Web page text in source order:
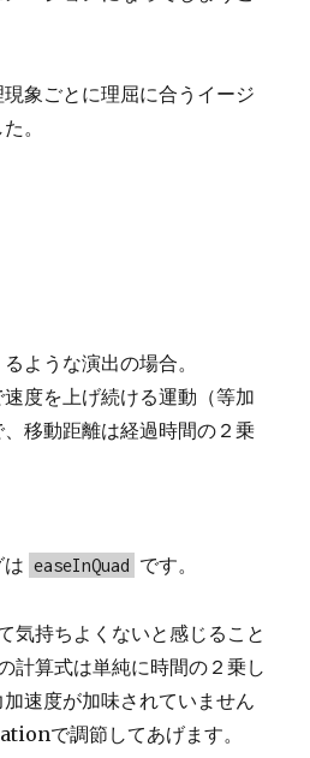
象ごとに理屈に合うイージ
。
ような演出の場合。
度を上げ続ける運動（等加
移動距離は経過時間の２乗
easeInQuad です。
気持ちよくないと感じること
計算式は単純に時間の２乗し
速度が加味されていません
で調節してあげます。